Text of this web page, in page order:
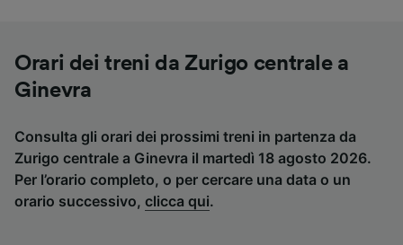
Orari dei treni da Zurigo centrale a
Ginevra
Consulta gli orari dei prossimi treni in partenza da
Zurigo centrale a Ginevra il martedì 18 agosto 2026.
Per l’orario completo, o per cercare una data o un
orario successivo, clicca qui.